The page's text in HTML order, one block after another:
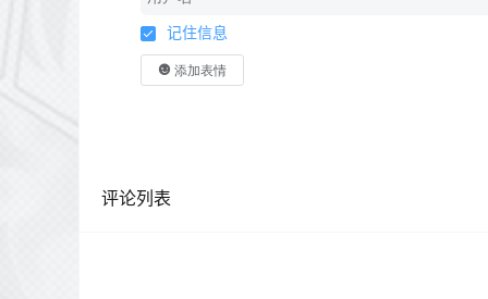
记住信息
添加表情
评论列表